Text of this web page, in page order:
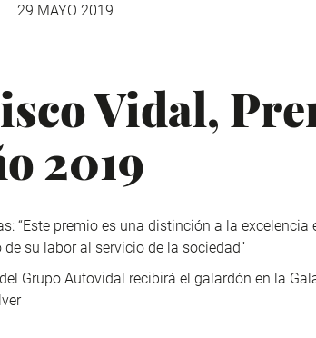
29 MAYO 2019
Vidal,
2019
“Este premio es una distinción a la
su labor al servicio de la sociedad”
Grupo Autovidal recibirá el galardón en la